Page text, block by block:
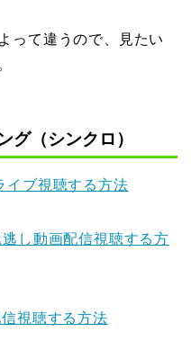
って違うので、見たい
グ（シンクロ）
イブ視聴する方法
逃し動画配信視聴する方
視聴する方法